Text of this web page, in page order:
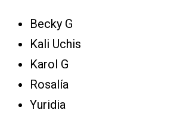
Becky G
Kali Uchis
Karol G
Rosalía
Yuridia